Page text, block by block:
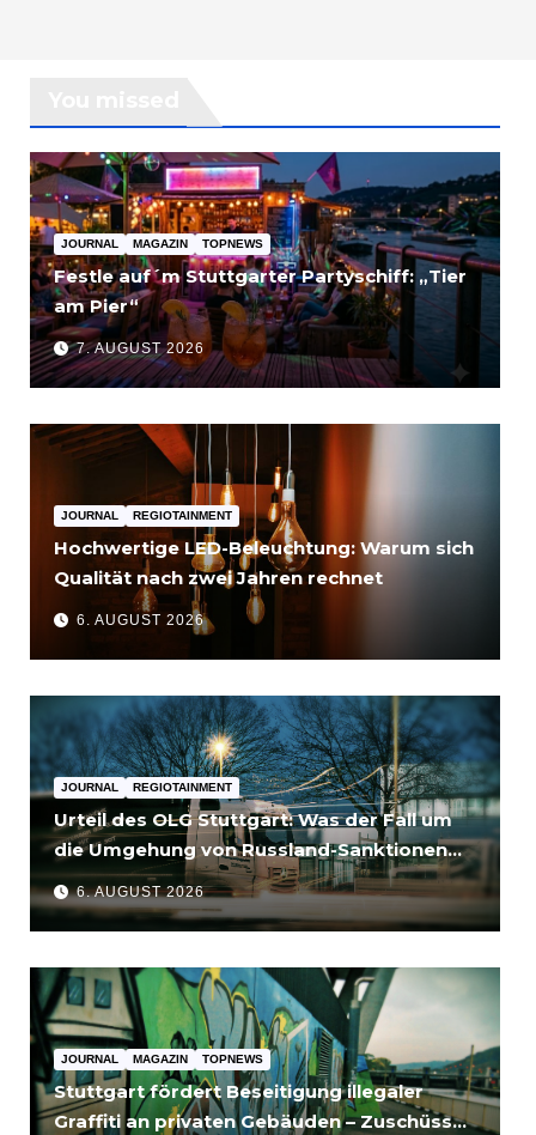
JOURNAL MAGAZIN TOPNEWS
Festle auf´m Stuttgarter Partyschiff: „Tier
am Pier“
7. AUGUST 2026
JOURNAL REGIOTAINMENT
Hochwertige LED-Beleuchtung: Warum sich
Qualität nach zwei Jahren rechnet
6. AUGUST 2026
JOURNAL REGIOTAINMENT
Urteil des OLG Stuttgart: Was der Fall um
die Umgehung von Russland-Sanktionen
für Unternehmen bedeutet
6. AUGUST 2026
JOURNAL MAGAZIN TOPNEWS
Stuttgart fördert Beseitigung illegaler
Graffiti an privaten Gebäuden – Zuschüsse